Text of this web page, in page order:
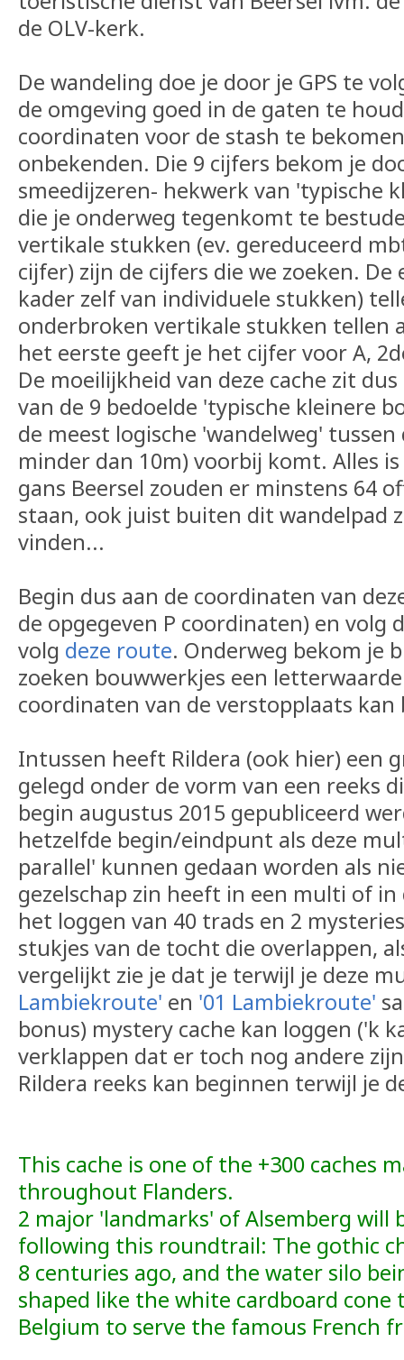
de OLV-kerk.
De wandeling doe je door je GPS te
de omgeving goed in de gaten te
coordinaten voor de stash te
onbekenden. Die 9 cijfers bekom je
smeedijzeren- hekwerk van 'typische
die je onderweg tegenkomt te
vertikale stukken (ev. gereduceerd
cijfer) zijn de cijfers die we zoeken.
kader zelf van individuele stukken)
onderbroken vertikale stukken tellen
het eerste geeft je het cijfer voor A,
De moeilijkheid van deze cache zit
van de 9 bedoelde 'typische kleinere
de meest logische 'wandelweg'
minder dan 10m) voorbij komt. Alles
gans Beersel zouden er minstens 64
staan, ook juist buiten dit wandelpad
vinden...
Begin dus aan de coordinaten van
de opgegeven P coordinaten) en volg
volg deze route. Onderweg bekom je
zoeken bouwwerkjes een
coordinaten van de verstopplaats kan
Intussen heeft Rildera (ook hier) een
gelegd onder de vorm van een reeks
begin augustus 2015 gepubliceerd
hetzelfde begin/eindpunt als deze
parallel' kunnen gedaan worden als
gezelschap zin heeft in een multi of
het loggen van 40 trads en 2
stukjes van de tocht die overlappen,
vergelijkt zie je dat je terwijl je deze
Lambiekroute' en '01 Lambiekroute'
bonus) mystery cache kan loggen ('k
verklappen dat er toch nog andere
Rildera reeks kan beginnen terwijl je
This cache is one of the +300 caches
throughout Flanders.
2 major 'landmarks' of Alsemberg will
following this roundtrail: The gothic
8 centuries ago, and the water silo
shaped like the white cardboard cone
Belgium to serve the famous French